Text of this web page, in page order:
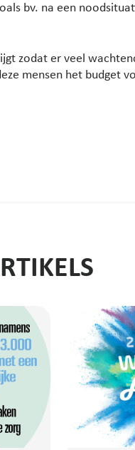
bv. na een
zodat er veel
mensen het budget